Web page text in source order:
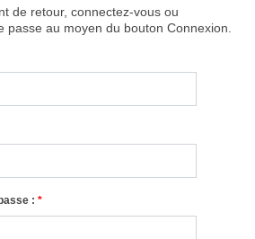
de retour, connectez-vous ou
passe au moyen du bouton Connexion.
: